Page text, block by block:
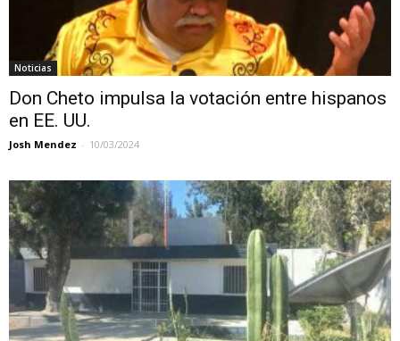
Noticias
Don Cheto impulsa la votación entre hispanos
en EE. UU.
Josh Mendez - 10/03/2024